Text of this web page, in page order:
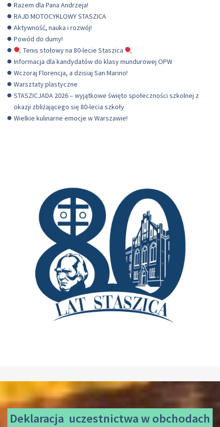
Razem dla Pana Andrzeja!
RAJD MOTOCYKLOWY STASZICA
Aktywność, nauka i rozwój!
Powód do dumy!
Tenis stołowy na 80-lecie Staszica
Informacja dla kandydatów do klasy mundurowej OPW
Wczoraj Florencja, a dzisiaj San Marino!
Warsztaty plastyczne
STASZICJADA 2026 – wyjątkowe święto społeczności szkolnej z
okazji zbliżającego się 80-lecia szkoły
Wielkie kulinarne emocje w Warszawie!
Deklaracja uczestnictwaw obchodach